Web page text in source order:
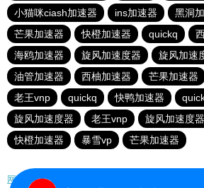
小猫咪ciash加速器
ins加速器 黑洞
芒果加速器
快橙加速器 quickq
海鸥加速器
旋风加速度器 旋风加速
油管加速器
西柚加速器 芒果加速器
老王vnp
quickq 快鸭加速器
旋风加速度器
老王vnp 旋风加速度器
快橙加速器
暴雪vp 芒果加速器
网站地图